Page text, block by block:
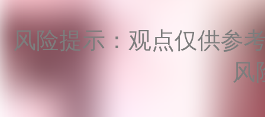
风险提示：观点仅供参
风